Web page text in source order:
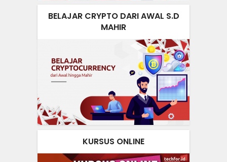
BELAJAR CRYPTO DARI AWAL S.D
MAHIR
KURSUS ONLINE